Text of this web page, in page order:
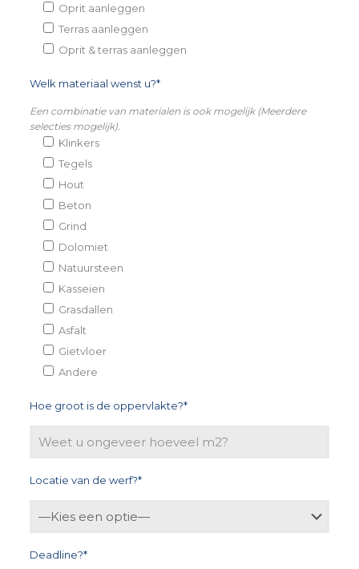
Oprit aanleggen
Terras aanleggen
Oprit & terras aanleggen
Welk materiaal wenst u?*
Een combinatie van materialen is ook mogelijk (Meerdere
selecties mogelijk).
Klinkers
Tegels
Hout
Beton
Grind
Dolomiet
Natuursteen
Kasseien
Grasdallen
Asfalt
Gietvloer
Andere
Hoe groot is de oppervlakte?*
Locatie van de werf?*
Deadline?*